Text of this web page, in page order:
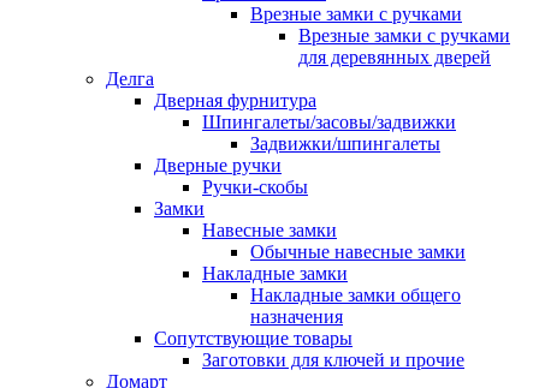
Врезные замки с ручками
Врезные замки с ручками
для деревянных дверей
Делга
Дверная фурнитура
Шпингалеты/засовы/задвижки
Задвижки/шпингалеты
Дверные ручки
Ручки-скобы
Замки
Навесные замки
Обычные навесные замки
Накладные замки
Накладные замки общего
назначения
Сопутствующие товары
Заготовки для ключей и прочие
Домарт